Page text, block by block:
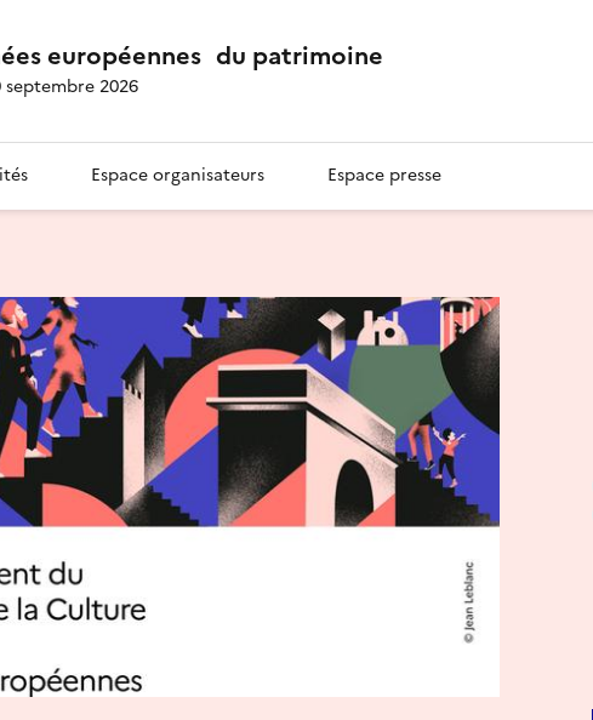
européennes du patrimoine
septembre 2026
Espace organisateurs Espace presse